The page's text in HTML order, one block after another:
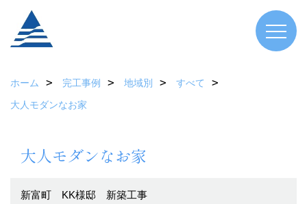
ホーム 完工事例 地域別
すべて
大人モダンなお家
大人モダンなお家
新富町 KK様邸 新築工事